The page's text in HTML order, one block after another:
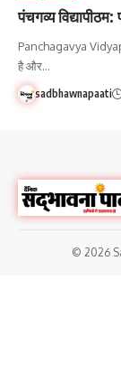
पंचगव्य
Panchagavya
है और…
sadbhawnapaati
© 2026